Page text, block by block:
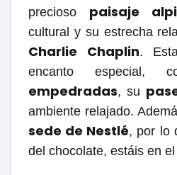
precioso paisaje
cultural y su estrecha
Charlie Chaplin.
encanto especial,
empedradas, su
ambiente relajado.
sede de Nestlé, por lo
del chocolate, estáis en